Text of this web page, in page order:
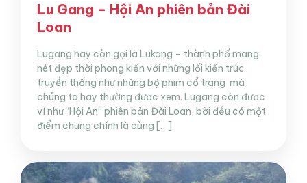
Lu Gang – Hội An phiên bản Đài
Loan
Lugang hay còn gọi là Lukang – thành phố mang
nét đẹp thời phong kiến với những lối kiến trúc
truyền thống như những bộ phim cổ trang mà
chúng ta hay thường được xem. Lugang còn được
ví như “Hội An” phiên bản Đài Loan, bởi đều có một
điểm chung chính là cùng […]